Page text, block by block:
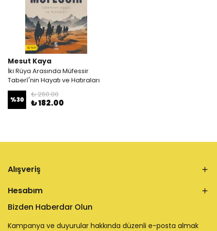
Mesut Kaya
İki Rüya Arasında Müfessir
Taberî'nin Hayatı ve Hatıraları
%30
₺ 260.00
₺ 182.00
Alışveriş
Hesabım
Bizden Haberdar Olun
Kampanya ve duyurular hakkında düzenli e-posta almak